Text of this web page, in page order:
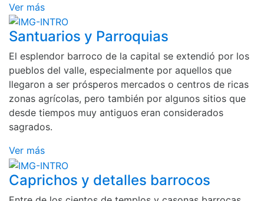
Ver más
Santuarios y Parroquias
El esplendor barroco de la capital se extendió por los
pueblos del valle, especialmente por aquellos que
llegaron a ser prósperos mercados o centros de ricas
zonas agrícolas, pero también por algunos sitios que
desde tiempos muy antiguos eran considerados
sagrados.
Ver más
Caprichos y detalles barrocos